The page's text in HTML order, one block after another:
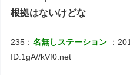
根拠はないけどな
235：名無しステーション
：
ID:1gA//kVf0.net